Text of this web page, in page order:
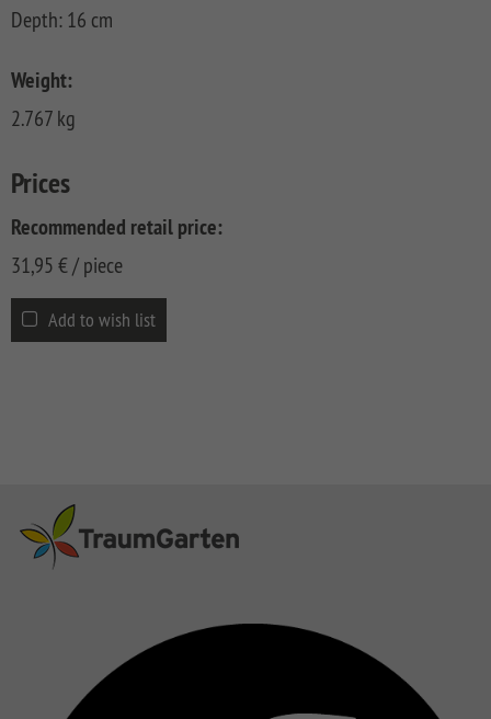
SYSTEM
Depth: 16 cm
Weight:
2.767 kg
Prices
Recommended retail price:
31,95 €/ piece
Add to wish list